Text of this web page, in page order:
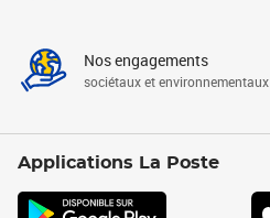
Nos engagements
sociétaux et environnementaux
Applications La Poste